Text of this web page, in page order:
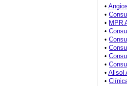
•
•
• MPR
•
•
•
•
•
• Allsol
•